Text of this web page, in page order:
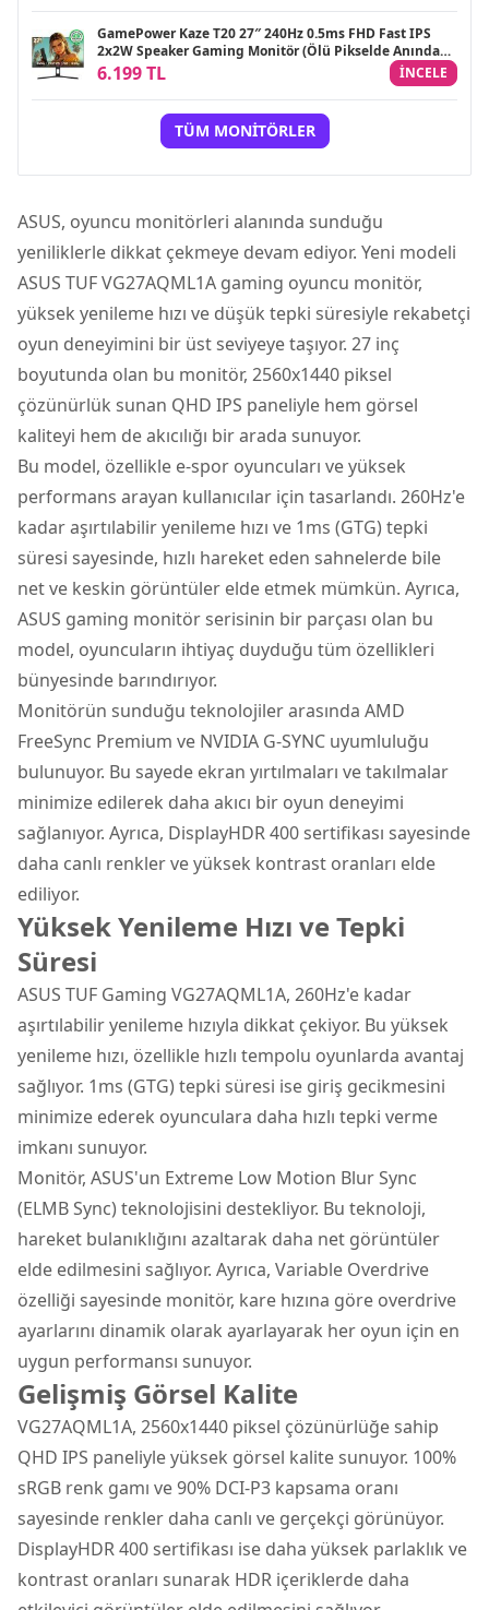
GamePower Kaze T20 27″ 240Hz 0.5ms FHD Fast IPS
2x2W Speaker Gaming Monitör (Ölü Pikselde Anında
Değişim)
6.199 TL INCELE
TÜM MONITÖRLER
ASUS, oyuncu monitörleri alanında sunduğu
yeniliklerle dikkat çekmeye devam ediyor. Yeni modeli
ASUS TUF VG27AQML1A gaming oyuncu monitör,
yüksek yenileme hızı ve düşük tepki süresiyle rekabetçi
oyun deneyimini bir üst seviyeye taşıyor. 27 inç
boyutunda olan bu monitör, 2560x1440 piksel
çözünürlük sunan QHD IPS paneliyle hem görsel
kaliteyi hem de akıcılığı bir arada sunuyor.
Bu model, özellikle e-spor oyuncuları ve yüksek
performans arayan kullanıcılar için tasarlandı. 260Hz'e
kadar aşırtılabilir yenileme hızı ve 1ms (GTG) tepki
süresi sayesinde, hızlı hareket eden sahnelerde bile
net ve keskin görüntüler elde etmek mümkün. Ayrıca,
ASUS gaming monitörserisinin bir parçası olan bu
model, oyuncuların ihtiyaç duyduğu tüm özellikleri
bünyesinde barındırıyor.
Monitörün sunduğu teknolojiler arasında AMD
FreeSync Premium ve NVIDIA G-SYNC uyumluluğu
bulunuyor. Bu sayede ekran yırtılmaları ve takılmalar
minimize edilerek daha akıcı bir oyun deneyimi
sağlanıyor. Ayrıca, DisplayHDR 400 sertifikası sayesinde
daha canlı renkler ve yüksek kontrast oranları elde
ediliyor.
Yüksek Yenileme Hızı ve Tepki
Süresi
ASUS TUF Gaming VG27AQML1A, 260Hz'e kadar
aşırtılabilir yenileme hızıyla dikkat çekiyor. Bu yüksek
yenileme hızı, özellikle hızlı tempolu oyunlarda avantaj
sağlıyor. 1ms (GTG) tepki süresi ise giriş gecikmesini
minimize ederek oyunculara daha hızlı tepki verme
imkanı sunuyor.
Monitör, ASUS'un Extreme Low Motion Blur Sync
(ELMB Sync) teknolojisini destekliyor. Bu teknoloji,
hareket bulanıklığını azaltarak daha net görüntüler
elde edilmesini sağlıyor. Ayrıca, Variable Overdrive
özelliği sayesinde monitör, kare hızına göre overdrive
ayarlarını dinamik olarak ayarlayarak her oyun için en
uygun performansı sunuyor.
Gelişmiş Görsel Kalite
VG27AQML1A, 2560x1440 piksel çözünürlüğe sahip
QHD IPS paneliyle yüksek görsel kalite sunuyor. 100%
sRGB renk gamı ve 90% DCI-P3 kapsama oranı
sayesinde renkler daha canlı ve gerçekçi görünüyor.
DisplayHDR 400 sertifikası ise daha yüksek parlaklık ve
kontrast oranları sunarak HDR içeriklerde daha